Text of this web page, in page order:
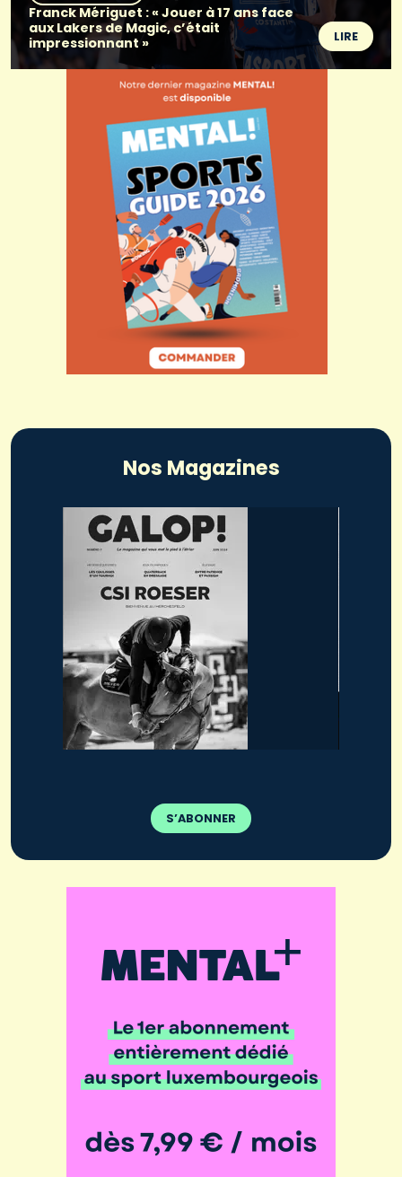
Franck Mériguet : « Jouer à 17 ans face
aux Lakers de Magic, c’était
impressionnant »
LIRE
Nos Magazines
S’ABONNER